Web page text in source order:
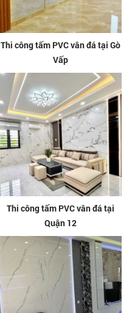
Thi công tấm PVC vân đá tại Gò
Vấp
Thi công tấm PVC vân đá tại
Quận 12